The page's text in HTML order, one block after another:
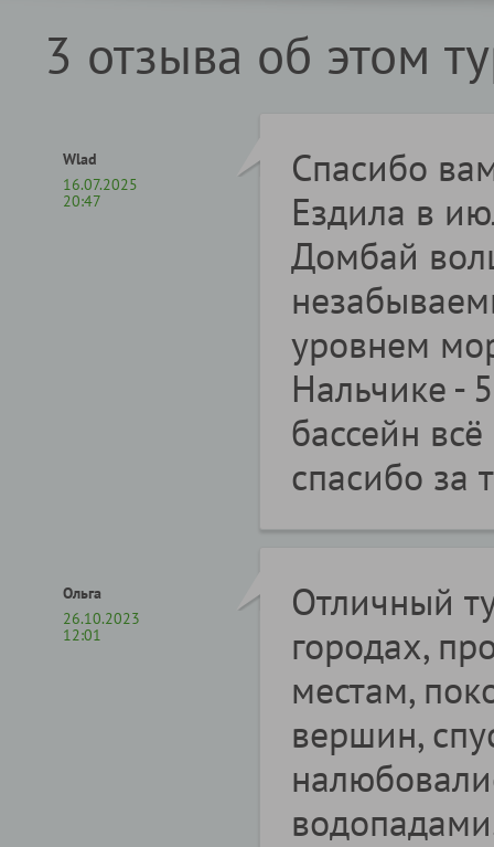
3 отзыва об этом
Wlad
16.07.2025
20:47
Спасибо
Ездила в
Домбай
уровнем
Нальчике -
бассейн
спасибо за
Ольга
26.10.2023
12:01
Отличный
городах,
местам,
вершин,